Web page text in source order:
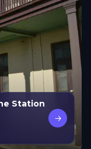
Station
→